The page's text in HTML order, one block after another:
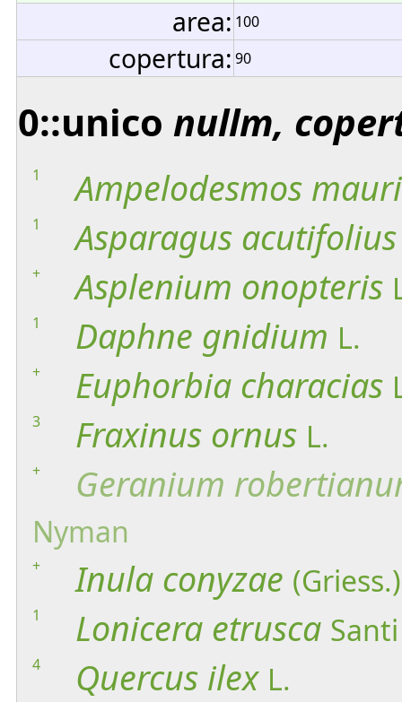
area: 100
copertura: 90
0::unico nullm,
1 Ampelodesmos
1 Asparagus acutifolius
+ Asplenium onopteris
1 Daphne gnidium L.
+ Euphorbia characias
3 Fraxinus ornus L.
+ Geranium
Nyman
+ Inula conyzae
1 Lonicera etrusca Santi
4 Quercus ilex L.